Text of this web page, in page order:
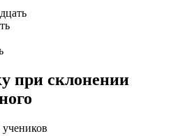
при склонении